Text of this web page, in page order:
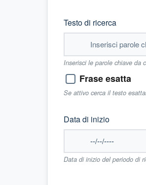
Testo di ricerca
Inserisci le parole chiave da
Frase esatta
Se attivo cerca il testo
Data di inizio
Data di inizio del periodo di